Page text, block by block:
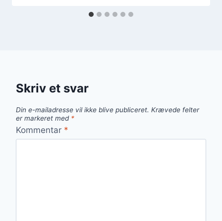
Skriv et svar
Din e-mailadresse vil ikke blive publiceret. Krævede felter
er markeret med *
Kommentar *